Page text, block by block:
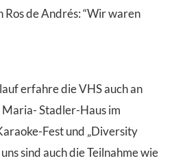
de Andrés: “Wir waren
erfahre die VHS auch an
Stadler-Haus im
Fest und „Diversity
sind auch die Teilnahme wie